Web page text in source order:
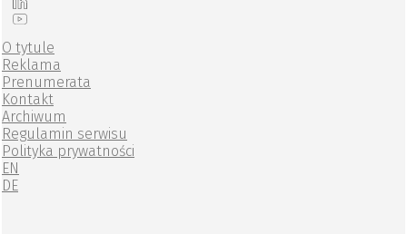
O tytule
Reklama
Prenumerata
Kontakt
Archiwum
Regulamin serwisu
Polityka prywatności
EN
DE